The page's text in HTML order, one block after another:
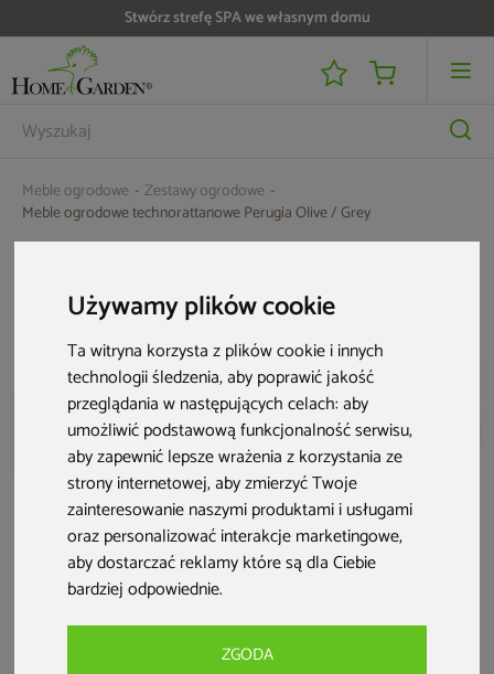
Używamy plików cookie
Ta witryna korzysta z plików cookie i innych
technologii śledzenia, aby poprawić jakość
przeglądania w następujących celach:aby
umożliwić podstawową funkcjonalność serwisu,
aby zapewnić lepsze wrażenia z korzystania ze
strony internetowej,aby zmierzyć Twoje
zainteresowanie naszymi produktami i usługami
oraz personalizować interakcje marketingowe,
aby dostarczać reklamy które są dla Ciebie
bardziej odpowiednie.
ZGODA
Stwórz strefę SPA we własnym domu
Do 25 000 zł zwrotu na kartę i raty RRSO 0%
Meble ogrodowe
Zestawy ogrodowe
Meble ogrodowe technorattanowe Perugia Olive / Grey